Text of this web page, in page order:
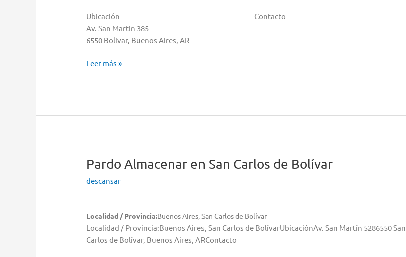
Ubicación
Av. San Martin 385
6550 Bolivar, Buenos Aires, AR
Contacto
Pardo
Leer más »
PardoAlmacenar en San Carlos de Bolívar
descansar
Localidad / Provincia:Buenos Aires, San Carlos de Bolívar
Localidad / Provincia:Buenos Aires, San Carlos de BolívarUbicaciónAv. San Martín 5286550 San
Carlos de Bolívar, Buenos Aires, ARContacto